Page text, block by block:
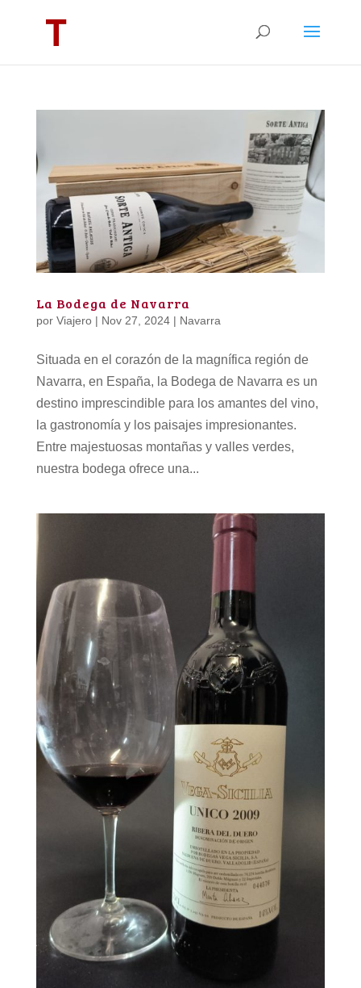
La Bodega de Navarra
por Viajero| Nov 27, 2024| Navarra
Situada en el corazón de la magnífica región de
Navarra, en España, la Bodega de Navarra es un
destino imprescindible para los amantes del vino,
la gastronomía y los paisajes impresionantes.
Entre majestuosas montañas y valles verdes,
nuestra bodega ofrece una...